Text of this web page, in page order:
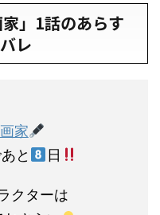
」1話のあらす
レ
家
と
日
クターは